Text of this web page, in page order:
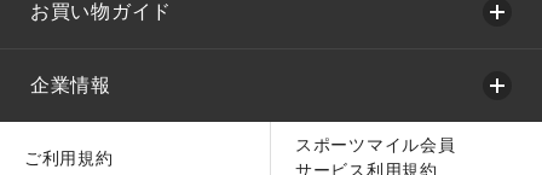
お買い物ガイド
企業情報
ご利用規約
スポーツマイル会員
サービス利用規約